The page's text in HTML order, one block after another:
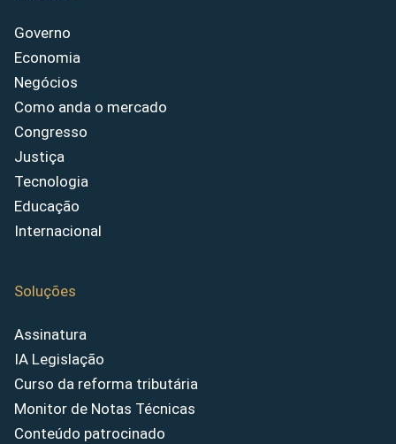
Governo
Economia
Negócios
Como anda o mercado
Congresso
Justiça
Tecnologia
Educação
Internacional
Soluções
Assinatura
IA Legislação
Curso da reforma tributária
Monitor de Notas Técnicas
Conteúdo patrocinado